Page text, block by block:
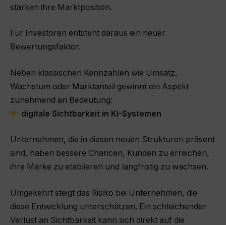
stärken ihre Marktposition.
Für Investoren entsteht daraus ein neuer
Bewertungsfaktor.
Neben klassischen Kennzahlen wie Umsatz,
Wachstum oder Marktanteil gewinnt ein Aspekt
zunehmend an Bedeutung:
digitale Sichtbarkeit in KI-Systemen
Unternehmen, die in diesen neuen Strukturen präsent
sind, haben bessere Chancen, Kunden zu erreichen,
ihre Marke zu etablieren und langfristig zu wachsen.
Umgekehrt steigt das Risiko bei Unternehmen, die
diese Entwicklung unterschätzen. Ein schleichender
Verlust an Sichtbarkeit kann sich direkt auf die